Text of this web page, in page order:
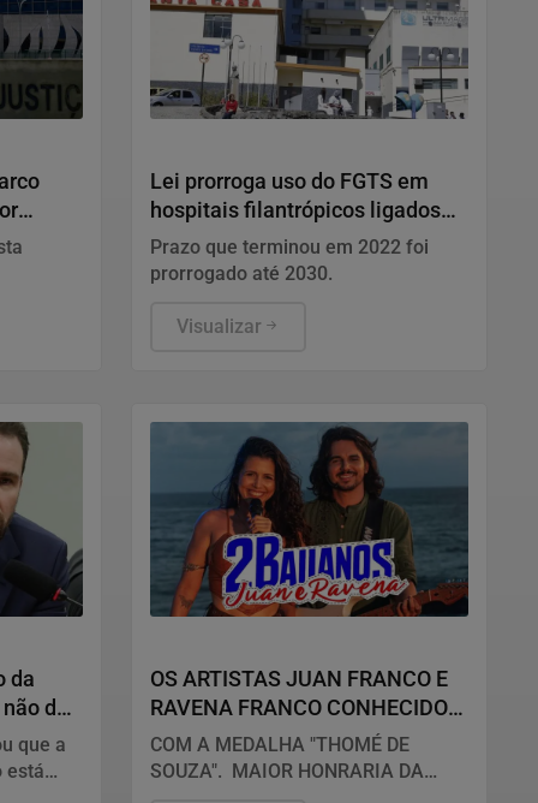
Lei prorroga uso do FGTS em
hospitais filantrópicos ligados
ao SUS
Prazo que terminou em 2022 foi
prorrogado até 2030.
Visualizar
da
dos
que a
está
OS ARTISTAS JUAN FRANCO E
RAVENA FRANCO CONHECIDOS
POR "2 BAIANOS", SERÃO
HOMENAGEADOS NO PRÓXIMO
COM A MEDALHA "THOMÉ DE
SOUZA". MAIOR HONRARIA DA